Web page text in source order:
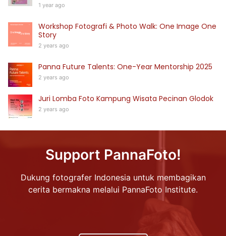
1 year ago
Workshop Fotografi & Photo Walk: One Image One
Story
2 years ago
Panna Future Talents: One-Year Mentorship 2025
2 years ago
Juri Lomba Foto Kampung Wisata Pecinan Glodok
2 years ago
Support PannaFoto!
Dukung fotografer Indonesia untuk membagikan
cerita bermakna melalui PannaFoto Institute.